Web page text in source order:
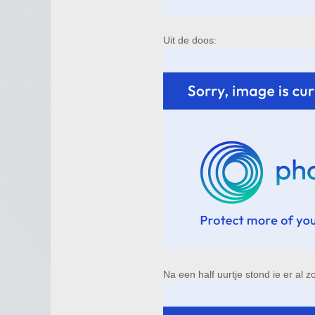
Uit de doos:
Na een half uurtje stond ie er al